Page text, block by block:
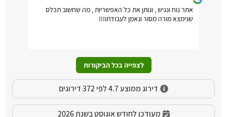
אתר נוח ונגיש , ונותן את כל האפשריות , מה שחשוב תכלס
שנימצא מורה מסור ונאמן לעבודתו!!!
לצפייה בכל הביקורות
דירוג ממוצע 4.7 לפי 372 דירוגים
מעודכן לחודש אוגוסט בשנת 2026